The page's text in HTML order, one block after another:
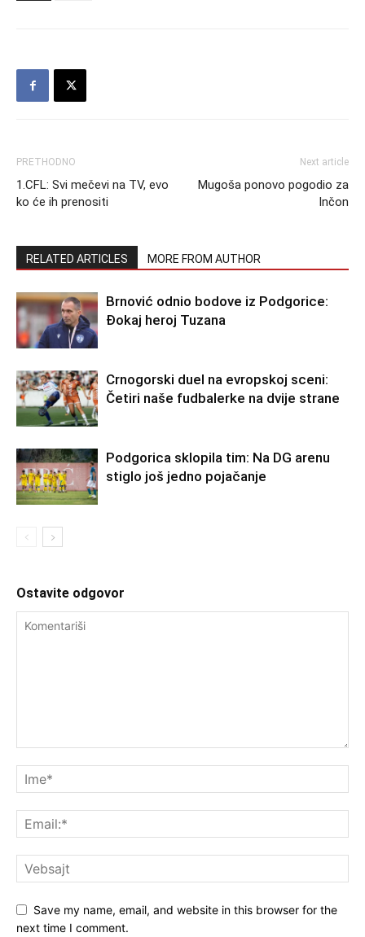
PRETHODNO
1.CFL: Svi mečevi na TV, evo
ko će ih prenositi
Next article
Mugoša ponovo pogodio za
Inčon
RELATED ARTICLES MORE FROM AUTHOR
Brnović odnio bodove iz Podgorice:
Đokaj heroj Tuzana
Crnogorski duel na evropskoj sceni:
Četiri naše fudbalerke na dvije strane
Podgorica sklopila tim: Na DG arenu
stiglo još jedno pojačanje
Ostavite odgovor
Save my name, email, and website in this browser for the
next time I comment.